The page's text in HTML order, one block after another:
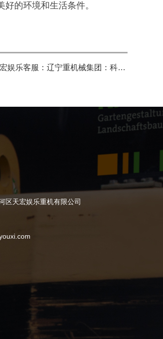
的环境和生活条件。
乐客服：辽宁重机械集团：科技引领未来，服务振兴发展
区天宏娱乐重机有限公司